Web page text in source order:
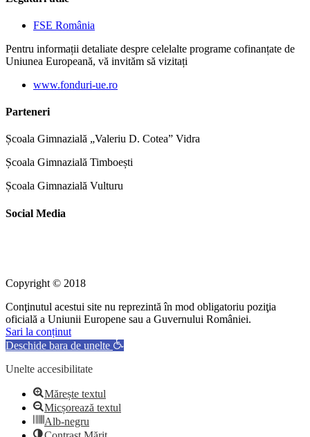
FSE România
Pentru informații detaliate despre celelalte programe cofinanțate de
Uniunea Europeană, vă invităm să vizitați
www.fonduri-ue.ro
Parteneri
Școala Gimnazială „Valeriu D. Cotea” Vidra
Școala Gimnazială Timboești
Școala Gimnazială Vulturu
Social Media
Copyright © 2018
Conţinutul acestui site nu reprezintă în mod obligatoriu poziţia
oficială a Uniunii Europene sau a Guvernului României.
Sari la conținut
Deschide bara de unelte
Unelte accesibilitate
Mărește textul
Micșorează textul
Alb-negru